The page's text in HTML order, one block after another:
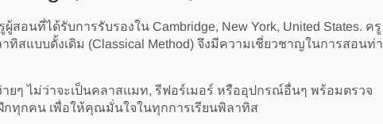
สอนที่ได้รับการรับรองใน Cambridge, New York, United States. ครู
สแบบดั้งเดิม (Classical Method) จึงมีความเชี่ยวชาญในการสอนท่า
ๆ ไม่ว่าจะเป็นคลาสแมท, รีฟอร์เมอร์ หรืออุปกรณ์อื่นๆ พร้อมตรวจ
ทุกคน เพื่อให้คุณมั่นใจในทุกการเรียนพิลาทิส